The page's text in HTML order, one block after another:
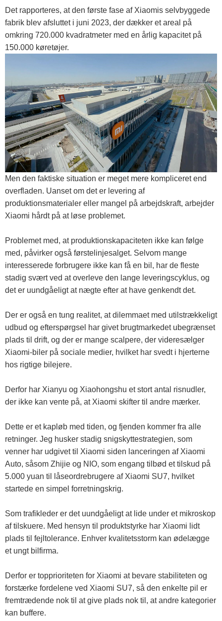
Det rapporteres, at den første fase af Xiaomis selvbyggede
fabrik blev afsluttet i juni 2023, der dækker et areal på
omkring 720.000 kvadratmeter med en årlig kapacitet på
150.000 køretøjer.
Men den faktiske situation er meget mere kompliceret end
overfladen. Uanset om det er levering af
produktionsmaterialer eller mangel på arbejdskraft, arbejder
Xiaomi hårdt på at løse problemet.
Problemet med, at produktionskapaciteten ikke kan følge
med, påvirker også førstelinjesalget. Selvom mange
interesserede forbrugere ikke kan få en bil, har de fleste
stadig svært ved at overleve den lange leveringscyklus, og
det er uundgåeligt at nægte efter at have genkendt det.
Der er også en tung realitet, at dilemmaet med utilstrækkeligt
udbud og efterspørgsel har givet brugtmarkedet ubegrænset
plads til drift, og der er mange scalpere, der videresælger
Xiaomi-biler på sociale medier, hvilket har svedt i hjerterne
hos rigtige bilejere.
Derfor har Xianyu og Xiaohongshu et stort antal risnudler,
der ikke kan vente på, at Xiaomi skifter til andre mærker.
Dette er et kapløb med tiden, og fjenden kommer fra alle
retninger. Jeg husker stadig snigskyttestrategien, som
venner har udgivet til Xiaomi siden lanceringen af ​​Xiaomi
Auto, såsom Zhijie og NIO, som engang tilbød et tilskud på
5.000 yuan til låseordrebrugere af Xiaomi SU7, hvilket
startede en simpel forretningskrig.
Som trafikleder er det uundgåeligt at lide under et mikroskop
af tilskuere. Med hensyn til produktstyrke har Xiaomi lidt
plads til fejltolerance. Enhver kvalitetsstorm kan ødelægge
et ungt bilfirma.
Derfor er topprioriteten for Xiaomi at bevare stabiliteten og
forstærke fordelene ved Xiaomi SU7, så den enkelte pil er
fremtrædende nok til at give plads nok til, at andre kategorier
kan buffere.